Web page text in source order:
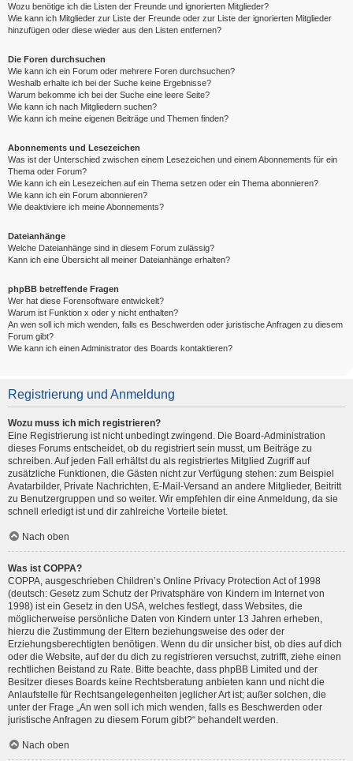
Wozu benötige ich die Listen der Freunde und ignorierten Mitglieder?
Wie kann ich Mitglieder zur Liste der Freunde oder zur Liste der ignorierten Mitglieder
hinzufügen oder diese wieder aus den Listen entfernen?
Die Foren durchsuchen
Wie kann ich ein Forum oder mehrere Foren durchsuchen?
Weshalb erhalte ich bei der Suche keine Ergebnisse?
Warum bekomme ich bei der Suche eine leere Seite?
Wie kann ich nach Mitgliedern suchen?
Wie kann ich meine eigenen Beiträge und Themen finden?
Abonnements und Lesezeichen
Was ist der Unterschied zwischen einem Lesezeichen und einem Abonnements für ein
Thema oder Forum?
Wie kann ich ein Lesezeichen auf ein Thema setzen oder ein Thema abonnieren?
Wie kann ich ein Forum abonnieren?
Wie deaktiviere ich meine Abonnements?
Dateianhänge
Welche Dateianhänge sind in diesem Forum zulässig?
Kann ich eine Übersicht all meiner Dateianhänge erhalten?
phpBB betreffende Fragen
Wer hat diese Forensoftware entwickelt?
Warum ist Funktion x oder y nicht enthalten?
An wen soll ich mich wenden, falls es Beschwerden oder juristische Anfragen zu diesem
Forum gibt?
Wie kann ich einen Administrator des Boards kontaktieren?
Registrierung und Anmeldung
Wozu muss ich mich registrieren?
Eine Registrierung ist nicht unbedingt zwingend. Die Board-Administration
dieses Forums entscheidet, ob du registriert sein musst, um Beiträge zu
schreiben. Auf jeden Fall erhältst du als registriertes Mitglied Zugriff auf
zusätzliche Funktionen, die Gästen nicht zur Verfügung stehen: zum Beispiel
Avatarbilder, Private Nachrichten, E-Mail-Versand an andere Mitglieder, Beitritt
zu Benutzergruppen und so weiter. Wir empfehlen dir eine Anmeldung, da sie
schnell erledigt ist und dir zahlreiche Vorteile bietet.
Nach oben
Was ist COPPA?
COPPA, ausgeschrieben Children’s Online Privacy Protection Act of 1998
(deutsch: Gesetz zum Schutz der Privatsphäre von Kindern im Internet von
1998) ist ein Gesetz in den USA, welches festlegt, dass Websites, die
möglicherweise persönliche Daten von Kindern unter 13 Jahren erheben,
hierzu die Zustimmung der Eltern beziehungsweise des oder der
Erziehungsberechtigten benötigen. Wenn du dir unsicher bist, ob dies auf dich
oder die Website, auf der du dich zu registrieren versuchst, zutrifft, ziehe einen
rechtlichen Beistand zu Rate. Bitte beachte, dass phpBB Limited und der
Besitzer dieses Boards keine Rechtsberatung anbieten kann und nicht die
Anlaufstelle für Rechtsangelegenheiten jeglicher Art ist; außer solchen, die
unter der Frage „An wen soll ich mich wenden, falls es Beschwerden oder
juristische Anfragen zu diesem Forum gibt?“ behandelt werden.
Nach oben